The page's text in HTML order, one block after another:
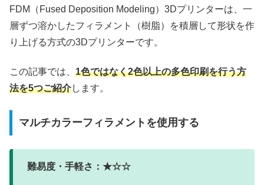
FDM（Fused Deposition Modeling）3Dプリンターは、一
層ずつ溶かしたフィラメント（樹脂）を積層して形状を作
り上げる方式の3Dプリンターです。
この記事では、 1色ではなく2色以上の多色印刷を行う方
法を5つご紹介します。
マルチカラーフィラメントを使用する
難易度・手軽さ：★☆☆